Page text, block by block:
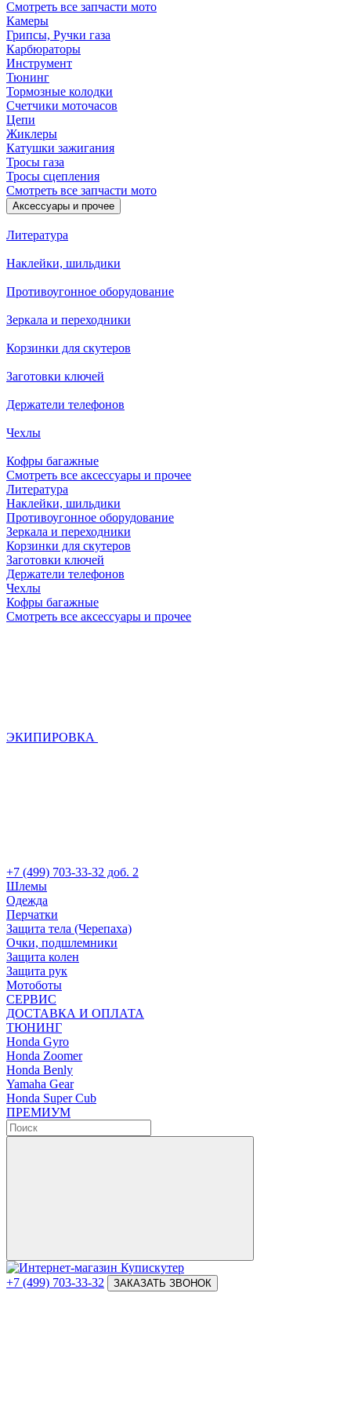
Смотреть все запчасти мото
Камеры
Грипсы, Ручки газа
Карбюраторы
Инструмент
Тюнинг
Тормозные колодки
Счетчики моточасов
Цепи
Жиклеры
Катушки зажигания
Тросы газа
Тросы сцепления
Смотреть все запчасти мото
Аксессуары и прочее
Литература
Наклейки, шильдики
Противоугонное оборудование
Зеркала и переходники
Корзинки для скутеров
Заготовки ключей
Держатели телефонов
Чехлы
Кофры багажные
Смотреть все аксессуары и прочее
Литература
Наклейки, шильдики
Противоугонное оборудование
Зеркала и переходники
Корзинки для скутеров
Заготовки ключей
Держатели телефонов
Чехлы
Кофры багажные
Смотреть все аксессуары и прочее
ЭКИПИРОВКА
+7 (499) 703-33-32 доб. 2
Шлемы
Одежда
Перчатки
Защита тела (Черепаха)
Очки, подшлемники
Защита колен
Защита рук
Мотоботы
СЕРВИС
ДОСТАВКА И ОПЛАТА
ТЮНИНГ
Honda Gyro
Honda Zoomer
Honda Benly
Yamaha Gear
Honda Super Cub
ПРЕМИУМ
+7 (499) 703-33-32 ЗАКАЗАТЬ ЗВОНОК